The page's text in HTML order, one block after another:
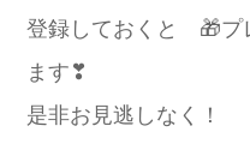
登録しておくと 🎁プ
ます❣
是非お見逃しなく！